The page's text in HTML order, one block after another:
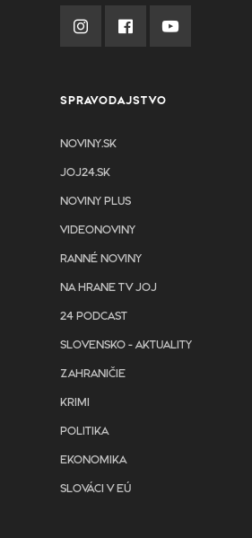
SPRAVODAJSTVO
NOVINY.SK
JOJ24.SK
NOVINY PLUS
VIDEONOVINY
RANNÉ NOVINY
NA HRANE TV JOJ
24 PODCAST
SLOVENSKO - AKTUALITY
ZAHRANIČIE
KRIMI
POLITIKA
EKONOMIKA
SLOVÁCI V EÚ